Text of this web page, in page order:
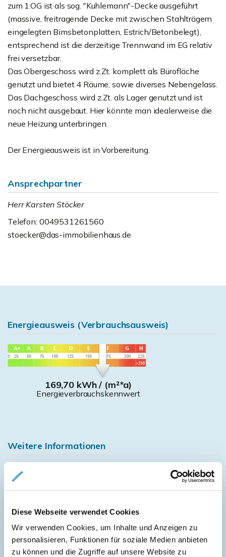
Diese Webseite verwendet Cookies
Wir verwenden Cookies, um Inhalte und Anzeigen zu
personalisieren, Funktionen für soziale Medien anbieten
zu können und die Zugriffe auf unsere Website zu
zum 1.OG ist als sog. "Kuhlemann"-Decke ausgeführt
(massive, freitragende Decke mit zwischen Stahlträgern
eingelegten Bimsbetonplatten, Estrich/Betonbelegt),
entsprechend ist die derzeitige Trennwand im EG relativ
frei versetzbar.
Das Obergeschoss wird z.Zt. komplett als Bürofläche
genutzt und bietet 4 Räume, sowie diverses Nebengelass.
Das Dachgeschoss wird z.Zt. als Lager genutzt und ist
noch nicht ausgebaut. Hier könnte man idealerweise die
neue Heizung unterbringen.
Der Energieausweis ist in Vorbereitung.
Ansprechpartner
Herr Karsten Stöcker
Telefon: 0049531261560
stoecker@das-immobilienhaus.de
Energieausweis (Verbrauchsausweis)
169,70 kWh / (m²*a)
Energieverbrauchskennwert
Weitere Informationen
Wesentlicher Energieträger
Energieausweis gültig bis
2019-11-06
Energieverbrauch für Warmwasser
enthalten
Energieausweis Baujahr
1926